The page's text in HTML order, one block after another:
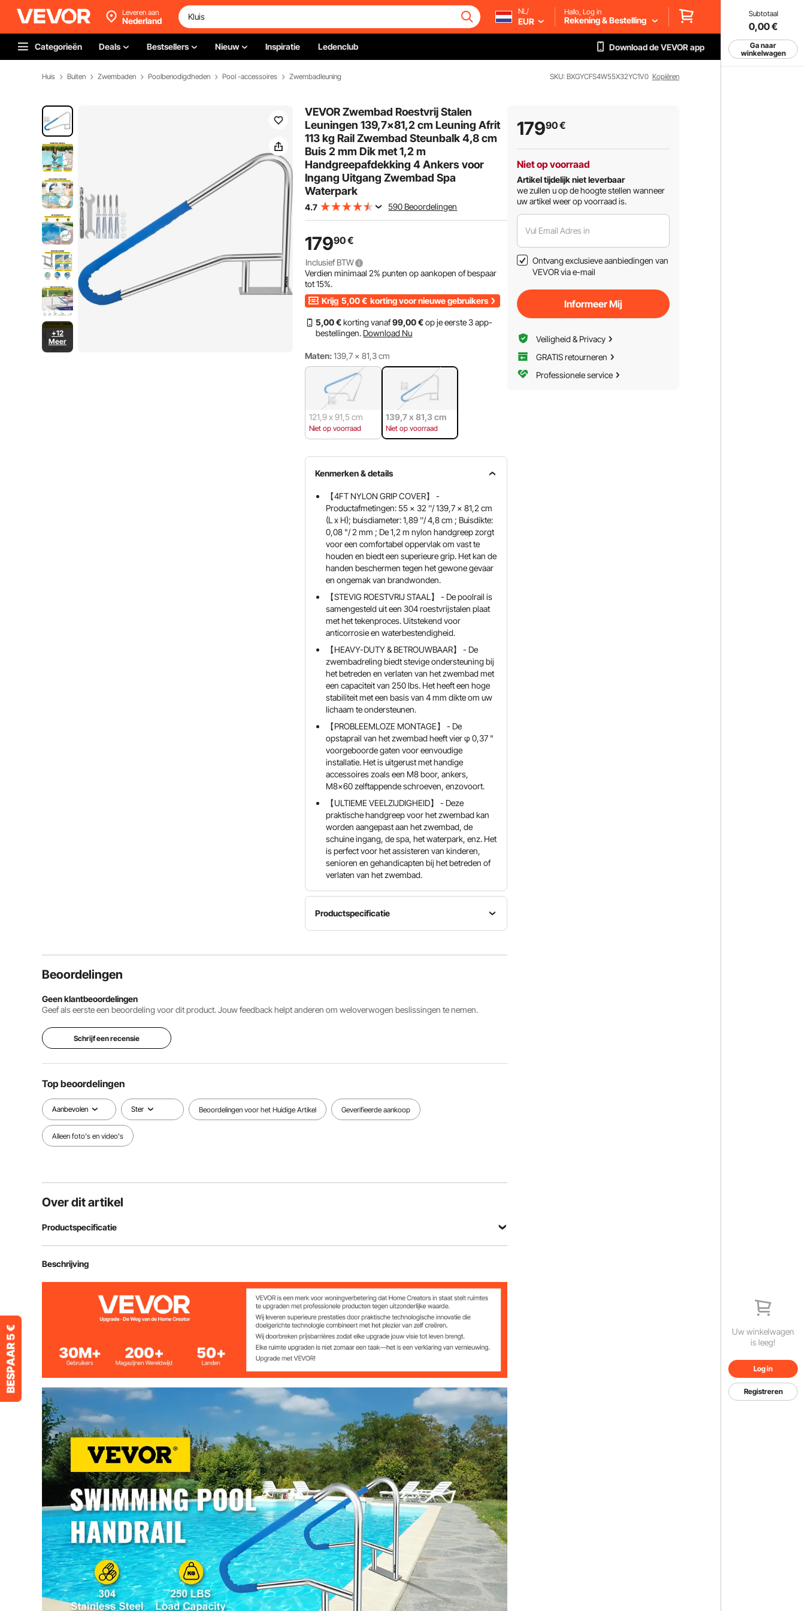
Subtotaal
0,00€
Ga naar
winkelwagen
Uw winkelwagen
is leeg!
Log in
Registreren
Leveren aan
Nederland
NL/
EUR
Hallo, Log in
Rekening & Bestelling
Categorieën Deals Bestsellers Nieuw Inspiratie Ledenclub Download de VEVOR app
Huis Buiten Zwembaden Poolbenodigdheden Pool -accessoires Zwembadleuning SKU: BXGYCFS4W55X32YC1V0 Kopiëren
+12
Meer
VEVOR Zwembad Roestvrij Stalen
Leuningen 139,7x81,2 cm Leuning Afrit
113 kg Rail Zwembad Steunbalk 4,8 cm
Buis 2 mm Dik met 1,2 m
Handgreepafdekking 4 Ankers voor
Ingang Uitgang Zwembad Spa
Waterpark
4.7 590 Beoordelingen
17990€
Inclusief BTW
Verdien minimaal2% punten op aankopen of bespaar
tot15%.
Krijg 5,00 € korting voor nieuwe gebruikers
5,00 €korting vanaf99,00 €op je eerste 3 app-
bestellingen. Download Nu
Maten: 139,7 x 81,3 cm
121,9 x 91,5 cm
Niet op voorraad
139,7 x 81,3 cm
Niet op voorraad
Kenmerken & details
【4FT NYLON GRIP COVER】 -
Productafmetingen: 55 x 32 ''/ 139,7 x 81,2 cm
(L x H); buisdiameter: 1,89 ''/ 4,8 cm ; Buisdikte:
0,08 "/ 2 mm ; De 1,2 m nylon handgreep zorgt
voor een comfortabel oppervlak om vast te
houden en biedt een superieure grip. Het kan de
handen beschermen tegen het gewone gevaar
en ongemak van brandwonden.
【STEVIG ROESTVRIJ STAAL】 - De poolrail is
samengesteld uit een 304 roestvrijstalen plaat
met het tekenproces. Uitstekend voor
anticorrosie en waterbestendigheid.
【HEAVY-DUTY & BETROUWBAAR】 - De
zwembadreling biedt stevige ondersteuning bij
het betreden en verlaten van het zwembad met
een capaciteit van 250 lbs. Het heeft een hoge
stabiliteit met een basis van 4 mm dikte om uw
lichaam te ondersteunen.
【PROBLEEMLOZE MONTAGE】 - De
opstaprail van het zwembad heeft vier φ 0,37 "
voorgeboorde gaten voor eenvoudige
installatie. Het is uitgerust met handige
accessoires zoals een M8 boor, ankers,
M8x60 zelftappende schroeven, enzovoort.
【ULTIEME VEELZIJDIGHEID】 - Deze
praktische handgreep voor het zwembad kan
worden aangepast aan het zwembad, de
schuine ingang, de spa, het waterpark, enz. Het
is perfect voor het assisteren van kinderen,
senioren en gehandicapten bij het betreden of
verlaten van het zwembad.
Productspecificatie
304
250 lbs /
buis
Diameter
gat
Buisdikte
Dikte
Bekijk alle specificaties
Beoordelingen
Geen klantbeoordelingen
Geef als eerste een beoordeling voor dit product. Jouw feedback helpt anderen om weloverwogen beslissingen te nemen.
Schrijf een recensie
Top beoordelingen
Aanbevolen Ster Beoordelingen voor het Huidige Artikel Geverifieerde aankoop
Alleen foto's en video's
Over dit artikel
Productspecificatie
Materiaal
Laadvermogen 250 lbs / 113 kg
4,8 cm / 1,89 inch
Diameter gat 9,5 mm / 0,37 inch
Buisdikte 0,08 "/ 2 mm
Dikte voet
Productafmetingen 55 x 32 inch / 139,7 x 81,2 cm
Gewicht van het product 22 lbs / 10 kg
Beschrijving
17990€
Niet op voorraad
Artikel tijdelijk niet leverbaar
we zullen u op de hoogte stellen wanneer
uw artikel weer op voorraad is.
Vul Email Adres in
Ontvang exclusieve aanbiedingen van
VEVOR via e-mail
Informeer Mij
Veiligheid & Privacy
GRATIS retourneren
Professionele service